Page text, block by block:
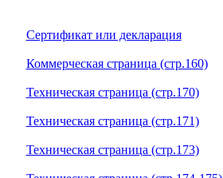
Сертификат или декларация
Коммерческая страница (стр.160)
Техническая страница (стр.170)
Техническая страница (стр.171)
Техническая страница (стр.173)